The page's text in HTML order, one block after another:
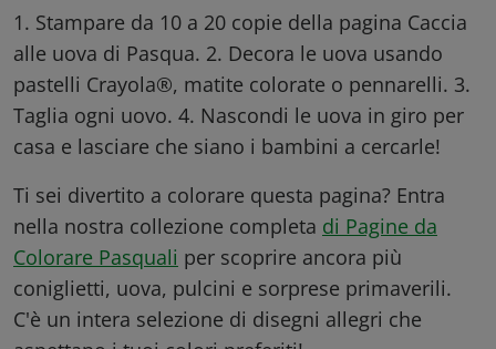
1. Stampare da 10 a 20 copie della pagina Caccia
alle uova di Pasqua. 2. Decora le uova usando
pastelli Crayola®, matite colorate o pennarelli. 3.
Taglia ogni uovo. 4. Nascondi le uova in giro per
casa e lasciare che siano i bambini a cercarle!
Ti sei divertito a colorare questa pagina? Entra
nella nostra collezione completa di Pagine da
Colorare Pasquali per scoprire ancora più
coniglietti, uova, pulcini e sorprese primaverili.
C'è un intera selezione di disegni allegri che